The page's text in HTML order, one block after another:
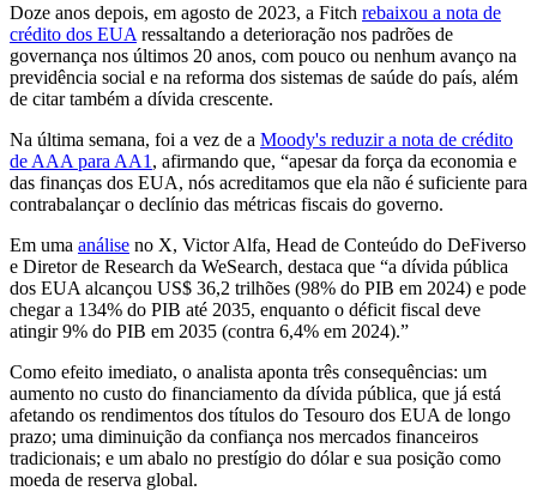
Doze anos depois, em agosto de 2023, a Fitch rebaixou a nota de
crédito dos EUA ressaltando a deterioração nos padrões de
governança nos últimos 20 anos, com pouco ou nenhum avanço na
previdência social e na reforma dos sistemas de saúde do país, além
de citar também a dívida crescente.
Na última semana, foi a vez de a Moody's reduzir a nota de crédito
de AAA para AA1 , afirmando que, “apesar da força da economia e
das finanças dos EUA, nós acreditamos que ela não é suficiente para
contrabalançar o declínio das métricas fiscais do governo.
Em uma análise no X, Victor Alfa, Head de Conteúdo do DeFiverso
e Diretor de Research da WeSearch, destaca que “a dívida pública
dos EUA alcançou US$ 36,2 trilhões (98% do PIB em 2024) e pode
chegar a 134% do PIB até 2035, enquanto o déficit fiscal deve
atingir 9% do PIB em 2035 (contra 6,4% em 2024).”
Como efeito imediato, o analista aponta três consequências: um
aumento no custo do financiamento da dívida pública, que já está
afetando os rendimentos dos títulos do Tesouro dos EUA de longo
prazo; uma diminuição da confiança nos mercados financeiros
tradicionais; e um abalo no prestígio do dólar e sua posição como
moeda de reserva global.